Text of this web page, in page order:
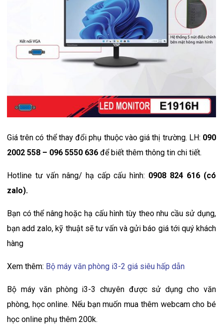
Giá trên có thể thay đổi phụ thuộc vào giá thị trường. LH: 090
2002 558 – 096 5550 636để biết thêm thông tin chi tiết.
Hotline tư vấn nâng/ hạ cấp cấu hình: 0908 824 616 (có
zalo).
Bạn có thể nâng hoặc hạ cấu hình tùy theo nhu cầu sử dụng,
bạn add zalo, kỹ thuật sẽ tư vấn và gửi báo giá tới quý khách
hàng
Xem thêm: Bộ máy văn phòng i3-2 giá siêu hấp dẫn
Bộ máy văn phòng i3-3 chuyên được sử dụng cho văn
phòng, học online. Nếu bạn muốn mua thêm webcam cho bé
học online phụ thêm 200k.